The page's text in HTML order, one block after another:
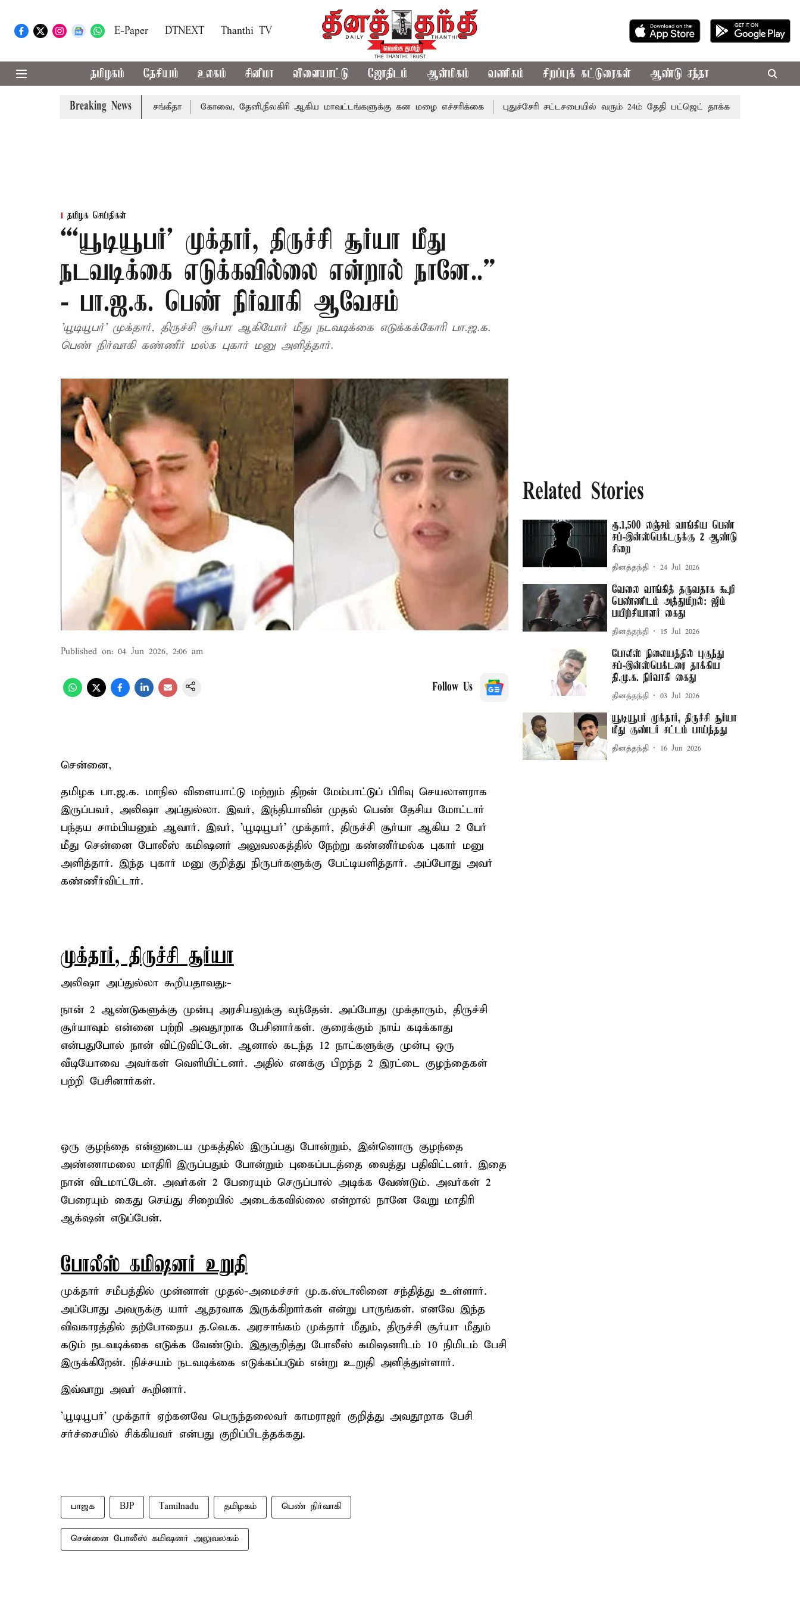
E-Paper DTNEXT Thanthi TV
தமிழகம் தேசியம் உலகம் சினிமா விளையாட்டு ஜோதிடம் ஆன்மிகம் வணிகம் சிறப்புக் கட்டுரைகள் ஆண்டு சந்தா
Breaking News
வழக்கை வாபஸ் பெற்றார் சங்கீதா கோவை, தேனி,நீலகிரி ஆகிய மாவட்டங்களுக்கு கன மழை எச்சரிக்கை புதுச்சேரி சட்டசபையில் வரும் 24ம் தேதி பட்ஜெட் தாக்கல் செய்கிறார் முதல்-
தமிழக செய்திகள்
“‘யூடியூபர்’ முக்தார், திருச்சி சூர்யா மீது
நடவடிக்கை எடுக்கவில்லை என்றால் நானே..”
- பா.ஜ.க. பெண் நிர்வாகி ஆவேசம்
'யூடியூபர்' முக்தார், திருச்சி சூர்யா ஆகியோர் மீது நடவடிக்கை எடுக்கக்கோரி பா.ஜ.க.
பெண் நிர்வாகி கண்ணீர் மல்க புகார் மனு அளித்தார்.
Published on: 04 Jun 2026, 2:06 am
Follow Us
சென்னை,
தமிழக பா.ஜ.க. மாநில விளையாட்டு மற்றும் திறன் மேம்பாட்டுப் பிரிவு செயலாளராக
இருப்பவர், அலிஷா அப்துல்லா. இவர், இந்தியாவின் முதல் பெண் தேசிய மோட்டார்
பந்தய சாம்பியனும் ஆவார். இவர், 'யூடியூபர்' முக்தார், திருச்சி சூர்யா ஆகிய 2 பேர்
மீது சென்னை போலீஸ் கமிஷனர் அலுவலகத்தில் நேற்று கண்ணீர்மல்க புகார் மனு
அளித்தார். இந்த புகார் மனு குறித்து நிருபர்களுக்கு பேட்டியளித்தார். அப்போது அவர்
கண்ணீர்விட்டார்.
முக்தார், திருச்சி சூர்யா
அலிஷா அப்துல்லா கூறியதாவது:-
நான் 2 ஆண்டுகளுக்கு முன்பு அரசியலுக்கு வந்தேன். அப்போது முக்தாரும், திருச்சி
சூர்யாவும் என்னை பற்றி அவதூறாக பேசினார்கள். குரைக்கும் நாய் கடிக்காது
என்பதுபோல் நான் விட்டுவிட்டேன். ஆனால் கடந்த 12 நாட்களுக்கு முன்பு ஒரு
வீடியோவை அவர்கள் வெளியிட்டனர். அதில் எனக்கு பிறந்த 2 இரட்டை குழந்தைகள்
பற்றி பேசினார்கள்.
ஒரு குழந்தை என்னுடைய முகத்தில் இருப்பது போன்றும், இன்னொரு குழந்தை
அண்ணாமலை மாதிரி இருப்பதும் போன்றும் புகைப்படத்தை வைத்து பதிவிட்டனர். இதை
நான் விடமாட்டேன். அவர்கள் 2 பேரையும் செருப்பால் அடிக்க வேண்டும். அவர்கள் 2
பேரையும் கைது செய்து சிறையில் அடைக்கவில்லை என்றால் நானே வேறு மாதிரி
ஆக்‌ஷன் எடுப்பேன்.
போலீஸ் கமிஷனர் உறுதி
முக்தார் சமீபத்தில் முன்னாள் முதல்-அமைச்சர் மு.க.ஸ்டாலினை சந்தித்து உள்ளார்.
அப்போது அவருக்கு யார் ஆதரவாக இருக்கிறார்கள் என்று பாருங்கள். எனவே இந்த
விவகாரத்தில் தற்போதைய த.வெ.க. அரசாங்கம் முக்தார் மீதும், திருச்சி சூர்யா மீதும்
கடும் நடவடிக்கை எடுக்க வேண்டும். இதுகுறித்து போலீஸ் கமிஷனரிடம் 10 நிமிடம் பேசி
இருக்கிறேன். நிச்சயம் நடவடிக்கை எடுக்கப்படும் என்று உறுதி அளித்துள்ளார்.
இவ்வாறு அவர் கூறினார்.
'யூடியூபர்' முக்தார் ஏற்கனவே பெருந்தலைவர் காமராஜர் குறித்து அவதூறாக பேசி
சர்ச்சையில் சிக்கியவர் என்பது குறிப்பிடத்தக்கது.
பாஜக BJP Tamilnadu தமிழகம் பெண் நிர்வாகி
சென்னை போலீஸ் கமிஷனர் அலுவலகம்
Related Stories
ரூ.1,500 லஞ்சம் வாங்கிய பெண்
சப்-இன்ஸ்பெக்டருக்கு 2 ஆண்டு
சிறை
தினத்தந்தி 24 Jul 2026
வேலை வாங்கித் தருவதாக கூறி
பெண்ணிடம் அத்துமீறல்: ஜிம்
பயிற்சியாளர் கைது
தினத்தந்தி 15 Jul 2026
போலீஸ் நிலையத்தில் புகுந்து
சப்-இன்ஸ்பெக்டரை தாக்கிய
தி.மு.க. நிர்வாகி கைது
தினத்தந்தி 03 Jul 2026
யூடியூபர் முக்தார், திருச்சி சூர்யா
மீது குண்டர் சட்டம் பாய்ந்தது
தினத்தந்தி 16 Jun 2026